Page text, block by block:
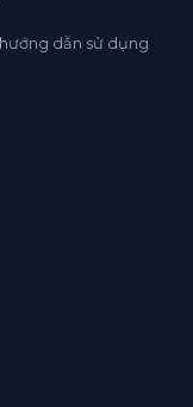
dẫn sử dụng